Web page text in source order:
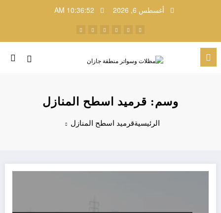
أغسطس 6, 2026 10:36:52 AM
وسم: قرميد اسطح المنازل
الرئيسيةقرميد اسطح المنازل